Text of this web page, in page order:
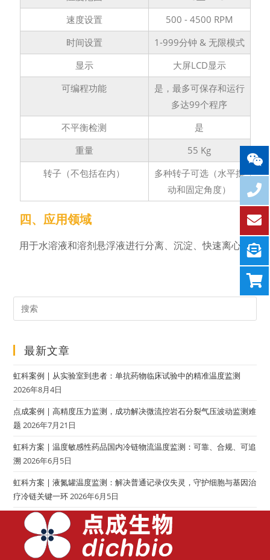
速度设置
500 - 4500 RPM
时间设置
1-999分钟 & 无限模式
显示
大屏LCD显示
可编程功能
是，最多可保存和运行
多达99个程序
不平衡检测
是
重量
55 Kg
转子（不包括在内）
多种转子可选（水平摆
动和固定角度）
四、应用领域
用于水溶液和溶剂悬浮液进行分离、沉淀、快速离心
最新文章
虹科案例 | 从实验室到患者：单抗药物临床试验中的精准温度监测
2026年8月4日
点成案例 | 高精度压力监测，成功解决微流控岩石分裂气压波动监测难
题 2026年7月21日
虹科方案 | 温度敏感性药品国内冷链物流温度监测：可靠、合规、可追
溯 2026年6月5日
虹科方案 | 液氮罐温度监测：解决普通记录仪失灵，守护细胞与基因治
疗冷链关键一环2026年6月5日